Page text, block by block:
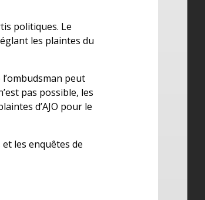
politiques. Le
les plaintes du
peut
pas possible, les
d’AJO pour le
les enquêtes de